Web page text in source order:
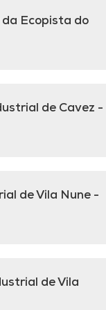
Ecopista do
de Cavez -
de Vila Nune -
de Vila